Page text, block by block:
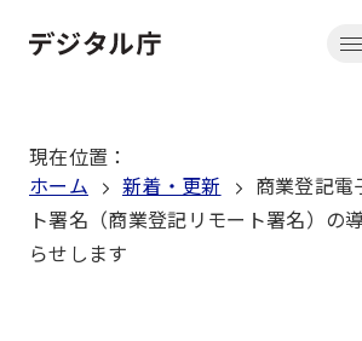
文
動
現在位置 ：
ホーム
新着・更新
商業登記電
ト署名（商業登記リモート署名）の
らせします